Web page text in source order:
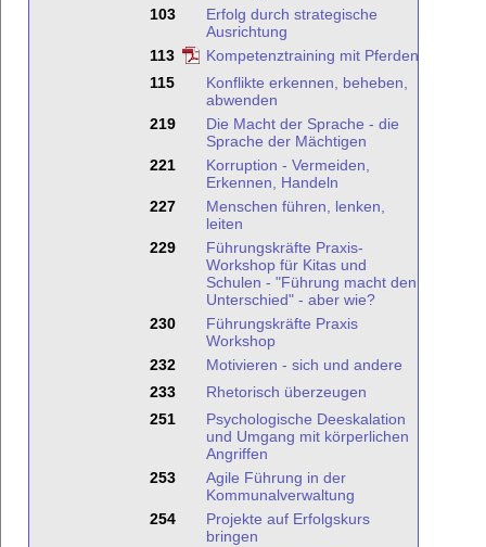
103
Erfolg durch strategische
Ausrichtung
113
Kompetenztraining mit Pferden
115
Konflikte erkennen, beheben,
abwenden
219
Die Macht der Sprache - die
Sprache der Mächtigen
221
Korruption - Vermeiden,
Erkennen, Handeln
227
Menschen führen, lenken,
leiten
229
Führungskräfte Praxis-
Workshop für Kitas und
Schulen - "Führung macht den
Unterschied" - aber wie?
230
Führungskräfte Praxis
Workshop
232
Motivieren - sich und andere
233
Rhetorisch überzeugen
251
Psychologische Deeskalation
und Umgang mit körperlichen
Angriffen
253
Agile Führung in der
Kommunalverwaltung
254
Projekte auf Erfolgskurs
bringen